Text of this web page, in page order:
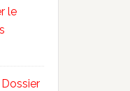
le